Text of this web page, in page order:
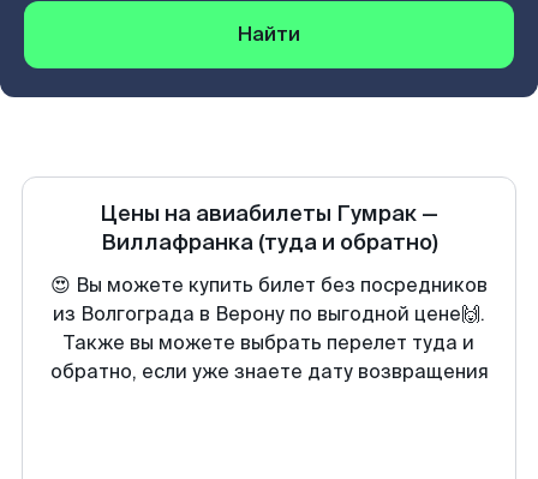
Найти
Цены на авиабилеты Гумрак —
Виллафранка (туда и обратно)
😍 Вы можете купить билет без посредников
из Волгограда в Верону по выгодной цене🙌.
Также вы можете выбрать перелет туда и
обратно, если уже знаете дату возвращения